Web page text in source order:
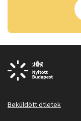
Beküldött ötletek